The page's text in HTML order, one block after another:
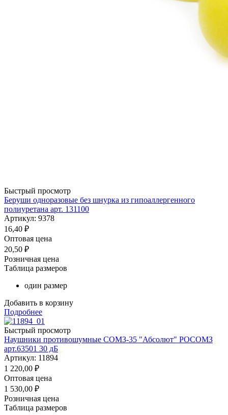
Быстрый просмотр
Беруши одноразовые без шнурка из гипоаллергенного
полиуретана арт. 131100
Артикул: 9378
16,40 ₽
Оптовая цена
20,50 ₽
Розничная цена
Таблица размеров
один размер
Добавить в корзину
Подробнее
Быстрый просмотр
Наушники противошумные СОМЗ-35 "Абсолют" РОСОМЗ
арт.63501 30 дБ
Артикул: 11894
1 220,00 ₽
Оптовая цена
1 530,00 ₽
Розничная цена
Таблица размеров